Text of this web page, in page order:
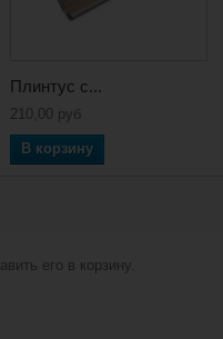
Плинтус с...
210,00 руб
В корзину
его в корзину.